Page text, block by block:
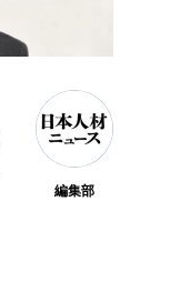
編集部